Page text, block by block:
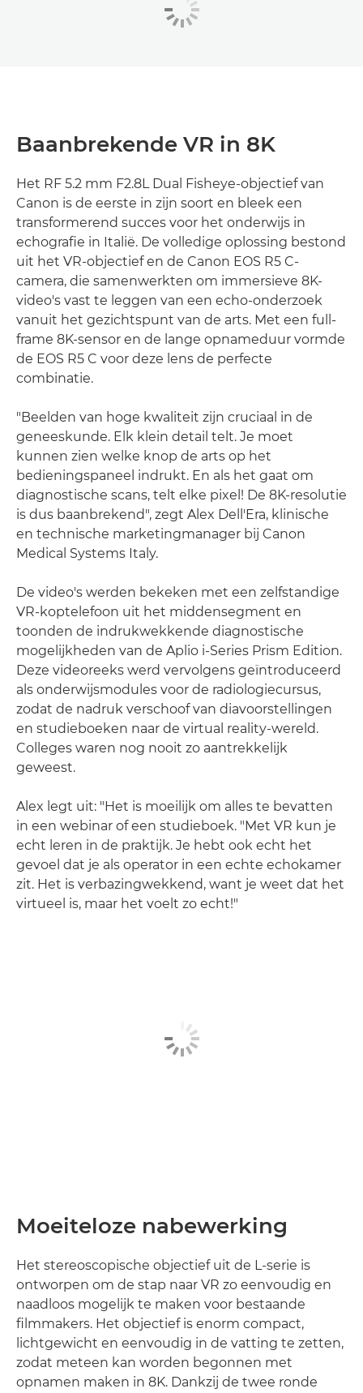
Baanbrekende VR in 8K
Het RF 5.2 mm F2.8L Dual Fisheye-objectief van
Canon is de eerste in zijn soort en bleek een
transformerend succes voor het onderwijs in
echografie in Italië. De volledige oplossing bestond
uit het VR-objectief en de Canon EOS R5 C-
camera, die samenwerkten om immersieve 8K-
video's vast te leggen van een echo-onderzoek
vanuit het gezichtspunt van de arts. Met een full-
frame 8K-sensor en de lange opnameduur vormde
de EOS R5 C voor deze lens de perfecte
combinatie.
"Beelden van hoge kwaliteit zijn cruciaal in de
geneeskunde. Elk klein detail telt. Je moet
kunnen zien welke knop de arts op het
bedieningspaneel indrukt. En als het gaat om
diagnostische scans, telt elke pixel! De 8K-resolutie
is dus baanbrekend", zegt Alex Dell'Era, klinische
en technische marketingmanager bij Canon
Medical Systems Italy.
De video's werden bekeken met een zelfstandige
VR-koptelefoon uit het middensegment en
toonden de indrukwekkende diagnostische
mogelijkheden van de Aplio i-Series Prism Edition.
Deze videoreeks werd vervolgens geïntroduceerd
als onderwijsmodules voor de radiologiecursus,
zodat de nadruk verschoof van diavoorstellingen
en studieboeken naar de virtual reality-wereld.
Colleges waren nog nooit zo aantrekkelijk
geweest.
Alex legt uit: "Het is moeilijk om alles te bevatten
in een webinar of een studieboek. "Met VR kun je
echt leren in de praktijk. Je hebt ook echt het
gevoel dat je als operator in een echte echokamer
zit. Het is verbazingwekkend, want je weet dat het
virtueel is, maar het voelt zo echt!"
Moeiteloze nabewerking
Het stereoscopische objectief uit de L-serie is
ontworpen om de stap naar VR zo eenvoudig en
naadloos mogelijk te maken voor bestaande
filmmakers. Het objectief is enorm compact,
lichtgewicht en eenvoudig in de vatting te zetten,
zodat meteen kan worden begonnen met
opnamen maken in 8K. Dankzij de twee ronde